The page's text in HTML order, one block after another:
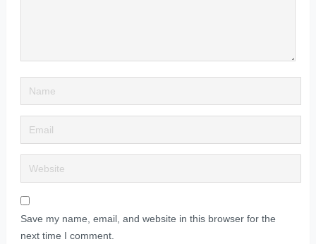
Save my name, email, and website in this browser for the
next time I comment.